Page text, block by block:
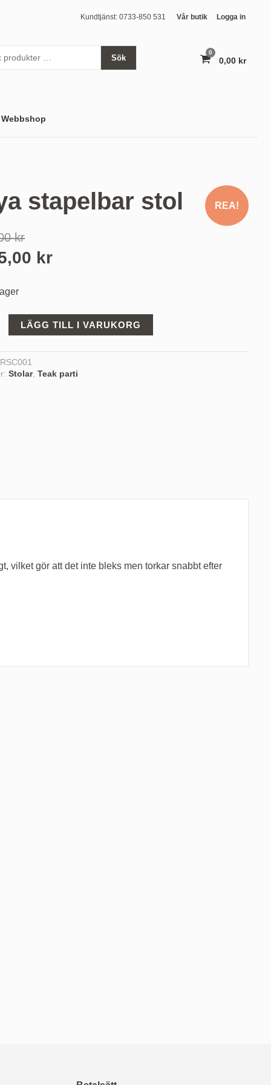
Kundtjänst: 0733-850 531 Vår butik Logga in
Sök
Webbshop
0
varor0,00 kr
REA!
stapelbar stol
kr
kr
LÄGG TILL I VARUKORG
RSC001
Stolar,Teak parti
vilket gör att det inte bleks men torkar snabbt efter